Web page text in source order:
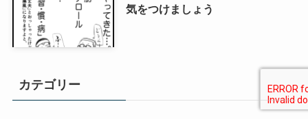
気をつけましょう
カテゴリー